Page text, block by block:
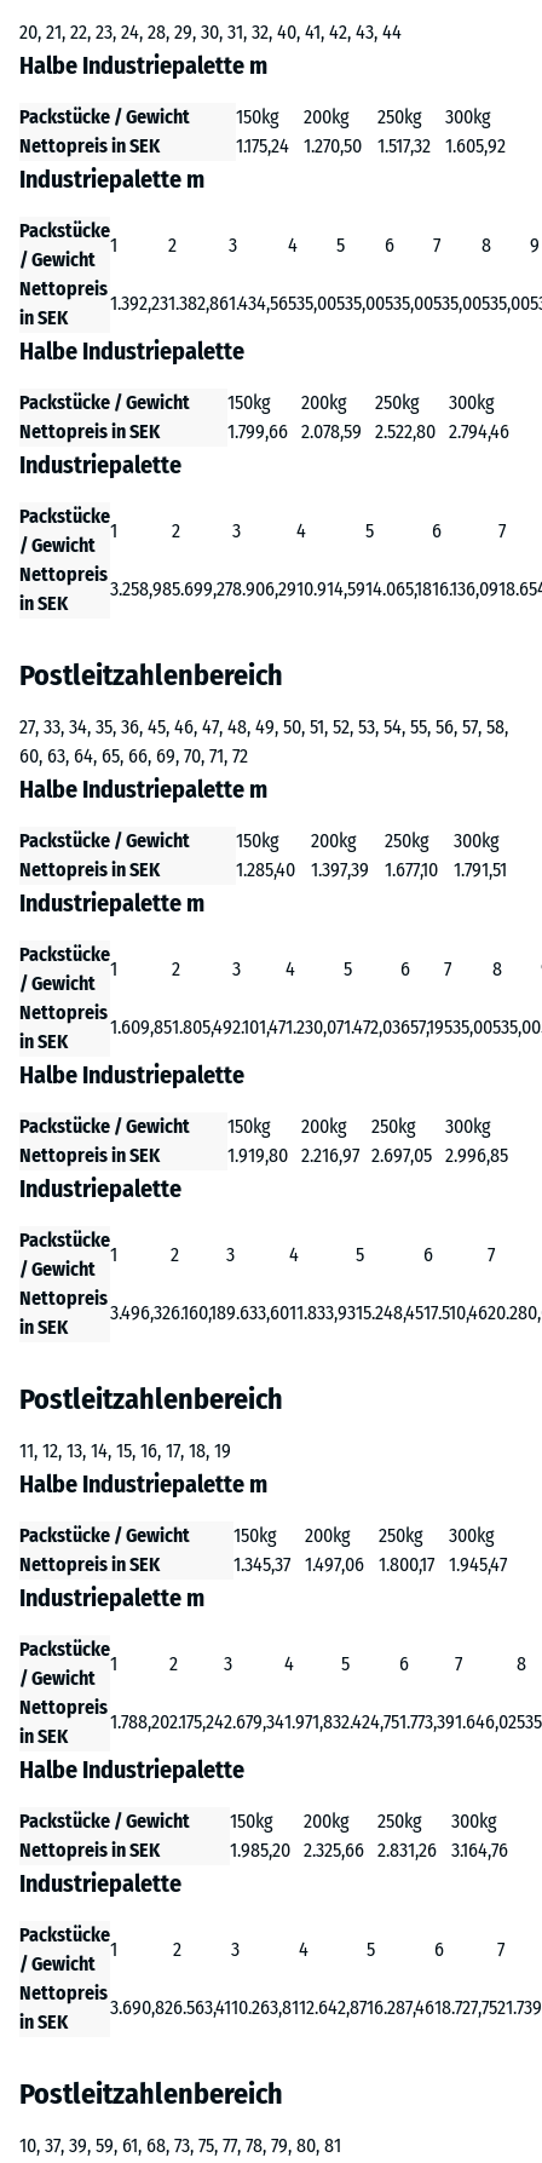
20, 21, 22, 23, 24, 28, 29, 30, 31, 32, 40, 41, 42, 43, 44
Halbe Industriepalette m
Packstücke / Gewicht 150kg 200kg 250kg
300kg
Nettopreis in SEK
1.175,24 1.270,50 1.517,32 1.605,92
Industriepalette m
Packstücke
/ Gewicht
1 2 3 4 5 6 7 8
9
Nettopreis
in SEK
1.392,231.382,861.434,56535,00535,00535,00535,00535,00
Halbe Industriepalette
Packstücke / Gewicht 150kg 200kg 250kg
300kg
Nettopreis in SEK
1.799,66 2.078,59 2.522,80 2.794,46
Industriepalette
Packstücke
/ Gewicht
1 2 3 4 5 6
7
Nettopreis
in SEK
3.258,985.699,278.906,2910.914,5914.065,1816.136,09
Postleitzahlenbereich
27, 33, 34, 35, 36, 45, 46, 47, 48, 49, 50, 51, 52, 53, 54, 55, 56, 57, 58,
60, 63, 64, 65, 66, 69, 70, 71, 72
Halbe Industriepalette m
Packstücke / Gewicht 150kg 200kg 250kg
300kg
Nettopreis in SEK
1.285,40 1.397,39 1.677,10 1.791,51
Industriepalette m
Packstücke
/ Gewicht
1 2 3 4 5 6 7 8
Nettopreis
in SEK
1.609,851.805,492.101,471.230,071.472,03657,19535,00535,00
Halbe Industriepalette
Packstücke / Gewicht 150kg 200kg 250kg
300kg
Nettopreis in SEK
1.919,80 2.216,97 2.697,05 2.996,85
Industriepalette
Packstücke
/ Gewicht
1 2 3 4 5 6
7
Nettopreis
in SEK
3.496,326.160,189.633,6011.833,9315.248,4517.510,46
Postleitzahlenbereich
11, 12, 13, 14, 15, 16, 17, 18, 19
Halbe Industriepalette m
Packstücke / Gewicht 150kg 200kg 250kg
300kg
Nettopreis in SEK
1.345,37 1.497,06 1.800,17 1.945,47
Industriepalette m
Packstücke
/ Gewicht
1 2 3 4 5 6 7
8
Nettopreis
in SEK
1.788,202.175,242.679,341.971,832.424,751.773,391.646,02
Halbe Industriepalette
Packstücke / Gewicht 150kg 200kg 250kg
300kg
Nettopreis in SEK
1.985,20 2.325,66 2.831,26 3.164,76
Industriepalette
Packstücke
/ Gewicht
1 2 3 4 5 6
7
Nettopreis
in SEK
3.690,826.563,4110.263,8112.642,8716.287,4618.727,75
Postleitzahlenbereich
10, 37, 39, 59, 61, 68, 73, 75, 77, 78, 79, 80, 81